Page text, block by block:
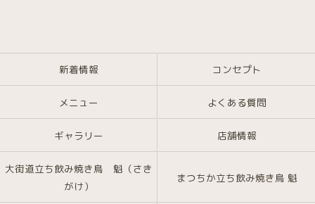
新着情報 コンセプト
メニュー よくある質問
ギャラリー 店舗情報
大街道立ち飲み焼き鳥 魁（さき
がけ）
まつちか立ち飲み焼き鳥 魁